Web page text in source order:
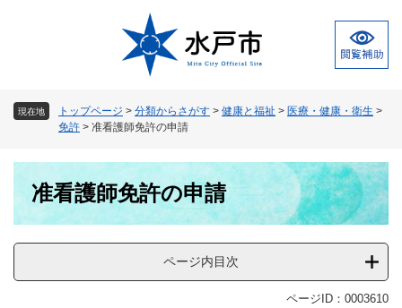
現在地 トップページ > 分類からさがす > 健康と福祉 > 医療・健康・衛生 >
免許 > 准看護師免許の申請
准看護師免許の申請
ページ内目次
ページID：0003610